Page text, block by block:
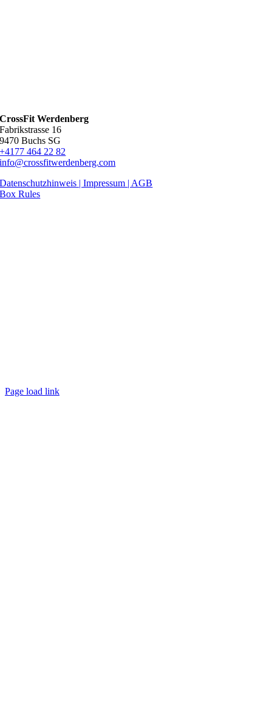
CrossFit Werdenberg
Fabrikstrasse 16
9470 Buchs SG
+4177 464 22 82
info@crossfitwerdenberg.com
Datenschutzhinweis | Impressum | AGB
Box Rules
Page load link